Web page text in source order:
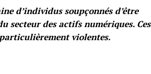
d’individus soupçonnés d’être
secteur des actifs numériques. Ces
violentes.